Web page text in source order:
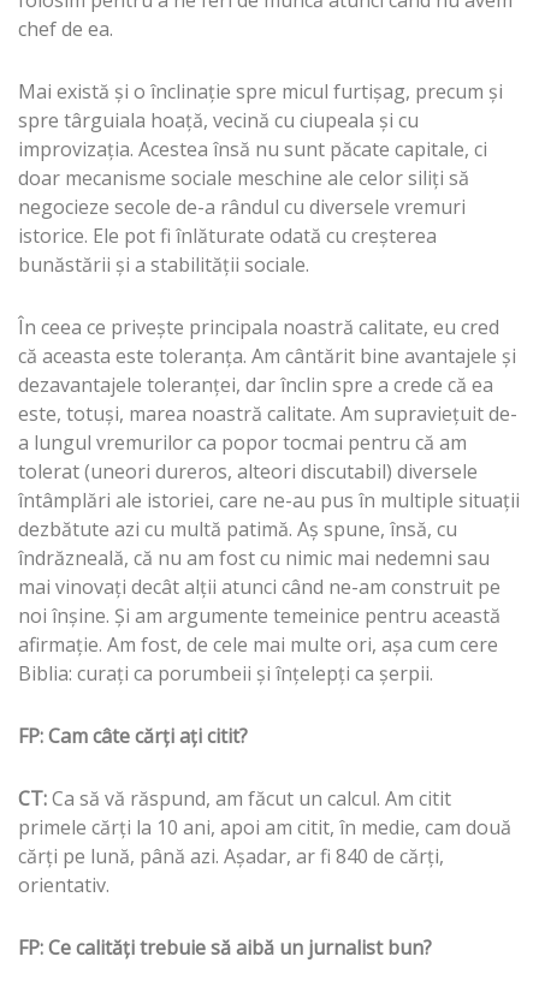
chef de ea.
Mai există şi o înclinaţie spre micul furtişag, precum şi
spre târguiala hoaţă, vecină cu ciupeala şi cu
improvizaţia. Acestea însă nu sunt păcate capitale, ci
doar mecanisme sociale meschine ale celor siliţi să
negocieze secole de-a rândul cu diversele vremuri
istorice. Ele pot fi înlăturate odată cu creşterea
bunăstării şi a stabilităţii sociale.
În ceea ce priveşte principala noastră calitate, eu cred
că aceasta este toleranţa. Am cântărit bine avantajele şi
dezavantajele toleranţei, dar înclin spre a crede că ea
este, totuşi, marea noastră calitate. Am supravieţuit de-
a lungul vremurilor ca popor tocmai pentru că am
tolerat (uneori dureros, alteori discutabil) diversele
întâmplări ale istoriei, care ne-au pus în multiple situaţii
dezbătute azi cu multă patimă. Aş spune, însă, cu
îndrăzneală, că nu am fost cu nimic mai nedemni sau
mai vinovaţi decât alţii atunci când ne-am construit pe
noi înşine. Şi am argumente temeinice pentru această
afirmaţie. Am fost, de cele mai multe ori, aşa cum cere
Biblia: curaţi ca porumbeii şi înţelepţi ca şerpii.
FP: Cam câte cărţi aţi citit?
CT:Ca să vă răspund, am făcut un calcul. Am citit
primele cărţi la 10 ani, apoi am citit, în medie, cam două
cărţi pe lună, până azi. Aşadar, ar fi 840 de cărţi,
orientativ.
FP: Ce calităţi trebuie să aibă un jurnalist bun?